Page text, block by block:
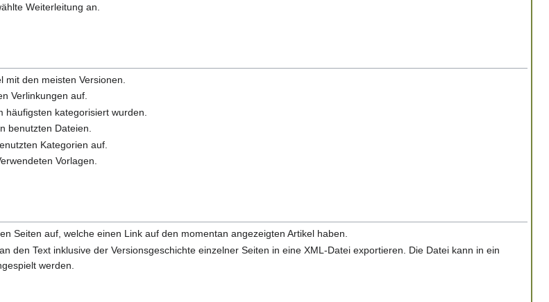
Weiterleitung an.
mit den meisten Versionen.
Verlinkungen auf.
häufigsten kategorisiert wurden.
benutzten Dateien.
Kategorien auf.
Vorlagen.
Seiten auf, welche einen Link auf den momentan angezeigten Artikel haben.
den Text inklusive der Versionsgeschichte einzelner Seiten in eine XML-Datei exportieren. Die Datei kann in ein
werden.